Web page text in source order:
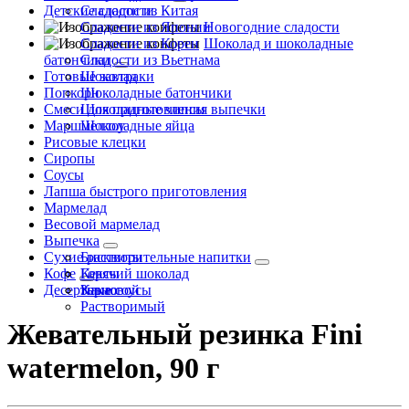
Сладости из Китая
Сладости из Японии
Сладости из Кореи
Сладости из Вьетнама
Детские сладости
Новогодние сладости
Шоколад и шоколадные
батончики
Шоколад
Шоколадные батончики
Шоколадные чипсы
Шоколадные яйца
Готовые завтраки
Попкорн
Смеси для приготовления выпечки
Маршмеллоу
Рисовые клецки
Сиропы
Соусы
Лапша быстрого приготовления
Мармелад
Весовой мармелад
Выпечка
Бисквиты
Кексы
Сухие растворительные напитки
Горячий шоколад
Какао
Кофе
Зерновой
Растворимый
Десертные соусы
Жевательный резинка Fini
watermelon, 90 г